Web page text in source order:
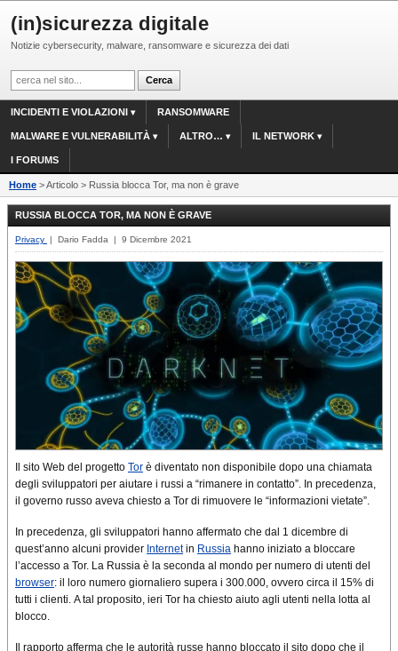
(in)sicurezza digitale
Notizie cybersecurity, malware, ransomware e sicurezza dei dati
INCIDENTI E VIOLAZIONI RANSOMWARE
MALWARE E VULNERABILITÀ ALTRO… IL NETWORK
I FORUMS
Home > Articolo > Russia blocca Tor, ma non è grave
RUSSIA BLOCCA TOR, MA NON È GRAVE
Privacy | Dario Fadda | 9 Dicembre 2021
Il sito Web del progetto Tor è diventato non disponibile dopo una chiamata
degli sviluppatori per aiutare i russi a “rimanere in contatto”. In precedenza,
il governo russo aveva chiesto a Tor di rimuovere le “informazioni vietate”.
In precedenza, gli sviluppatori hanno affermato che dal 1 dicembre di
quest’anno alcuni provider Internetin Russia hanno iniziato a bloccare
l’accesso a Tor. La Russia è la seconda al mondo per numero di utenti del
browser: il loro numero giornaliero supera i 300.000, ovvero circa il 15% di
tutti i clienti. A tal proposito, ieri Tor ha chiesto aiuto agli utenti nella lotta al
blocco.
Il rapporto afferma che le autorità russe hanno bloccato il sito dopo che il